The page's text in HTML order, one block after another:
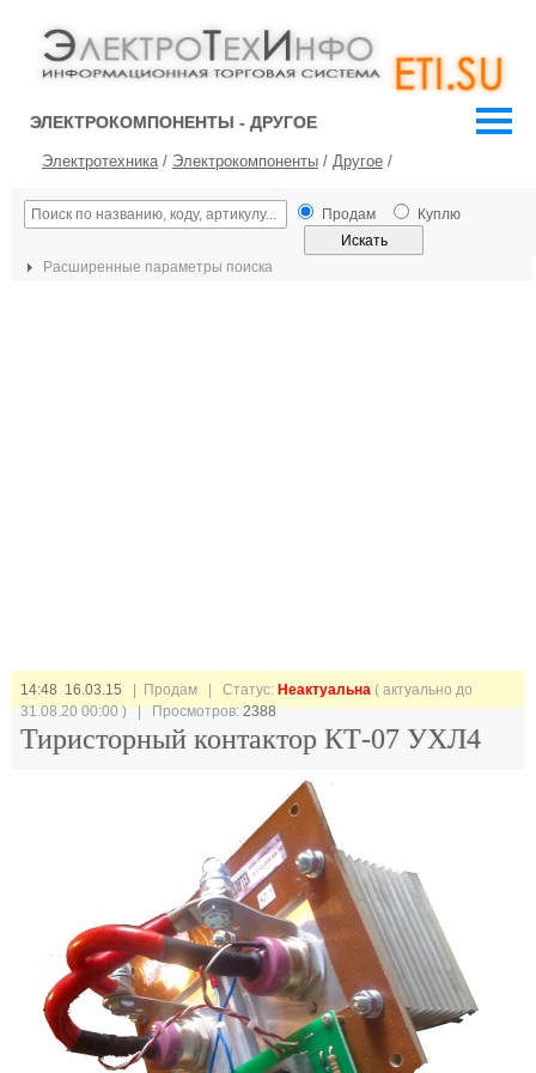
ЭЛЕКТРОКОМПОНЕНТЫ - ДРУГОЕ
Электротехника/ Электрокомпоненты / Другое /
Продам Куплю
Расширенные параметры поиска
14:48 16.03.15 | Продам | Статус: Неактуальна ( актуально до
31.08.20 00:00 ) | Просмотров:2388
Тиристорный контактор КТ-07 УХЛ4